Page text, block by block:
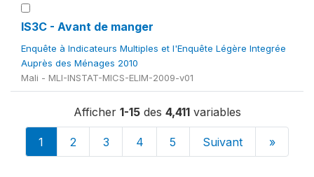
IS3C - Avant de manger
Enquête à Indicateurs Multiples et l'Enquête Légère Integrée
Auprès des Ménages 2010
Mali - MLI-INSTAT-MICS-ELIM-2009-v01
Afficher 1-15des 4,411variables
1 2 3 4 5 Suivant »